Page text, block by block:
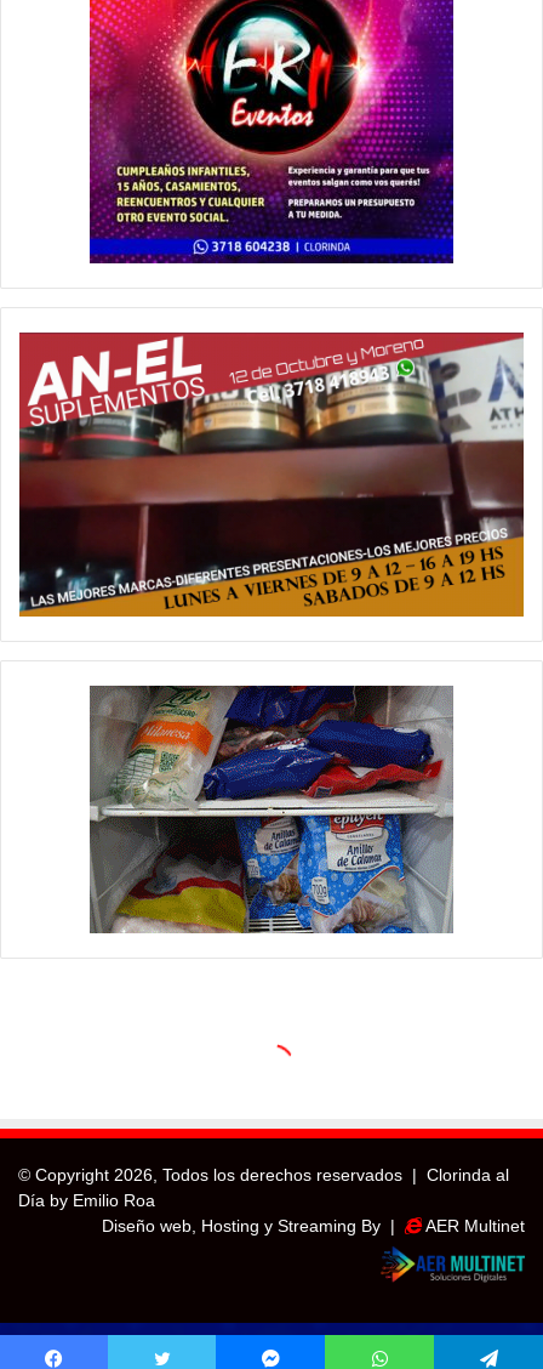
© Copyright 2026, Todos los derechos reservados | Clorinda al
Día by Emilio Roa
Diseño web, Hosting y Streaming By |
AER Multinet